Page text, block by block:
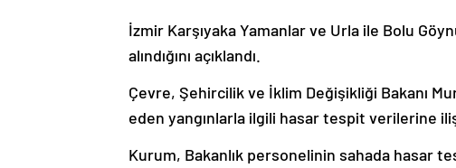
İzmir Karşıyaka Yamanlar ve Urla ile Bolu
alındığını açıklandı.
Çevre, Şehircilik ve İklim Değişikliği Bakanı
eden yangınlarla ilgili hasar tespit verilerine
Kurum, Bakanlık personelinin sahada hasar